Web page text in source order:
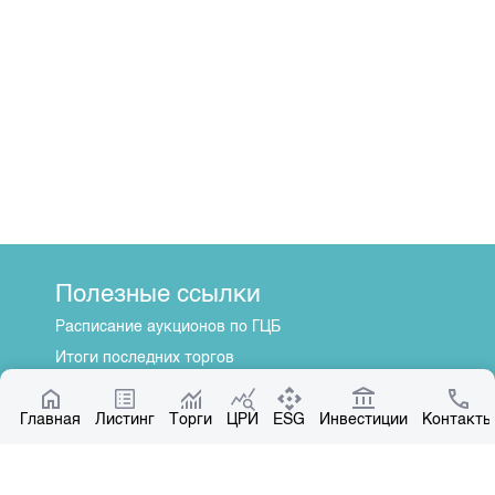
Главная Листинг Торги ЦРИ ESG Инвестиции Контакты
Полезные ссылки
Расписание аукционов по ГЦБ
Итоги последних торгов
Котировки по ЦБ
Центр раскрытия информации